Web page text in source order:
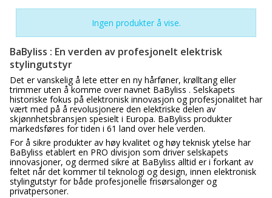
Ingen produkter å vise.
BaByliss : En verden av profesjonelt elektrisk
stylingutstyr
Det er vanskelig å lete etter en ny hårføner, krølltang eller
trimmer uten å komme over navnet BaByliss . Selskapets
historiske fokus på elektronisk innovasjon og profesjonalitet har
vært med på å revolusjonere den elektriske delen av
skjønnhetsbransjen spesielt i Europa. BaByliss produkter
markedsføres for tiden i 61 land over hele verden.
For å sikre produkter av høy kvalitet og høy teknisk ytelse har
BaByliss etablert en PRO divisjon som driver selskapets
innovasjoner, og dermed sikre at BaByliss alltid er i forkant av
feltet når det kommer til teknologi og design, innen elektronisk
stylingutstyr for både profesjonelle frisørsalonger og
privatpersoner.